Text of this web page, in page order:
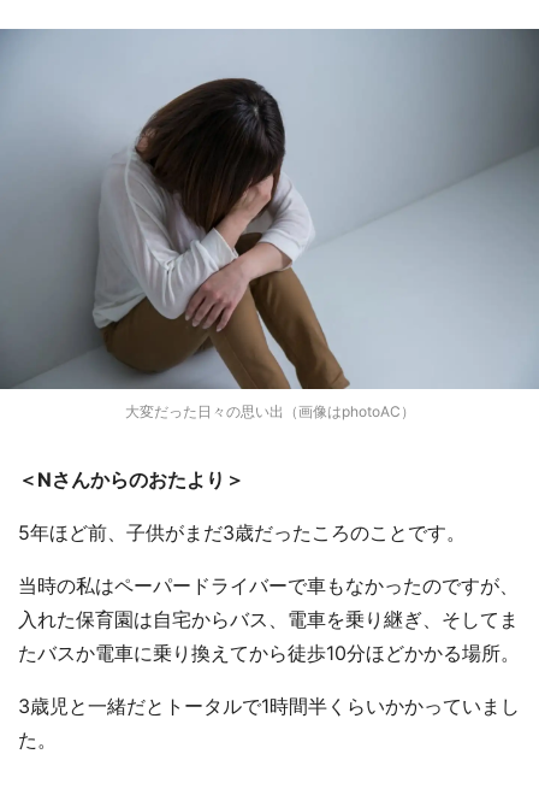
大変だった日々の思い出（画像はphotoAC）
＜Nさんからのおたより＞
5年ほど前、子供がまだ3歳だったころのことです。
当時の私はペーパードライバーで車もなかったのですが、
入れた保育園は自宅からバス、電車を乗り継ぎ、そしてま
たバスか電車に乗り換えてから徒歩10分ほどかかる場所。
3歳児と一緒だとトータルで1時間半くらいかかっていまし
た。